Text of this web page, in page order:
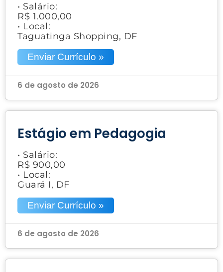
• Salário:
R$ 1.000,00
• Local:
Taguatinga Shopping, DF
Enviar Currículo »
6 de agosto de 2026
Estágio em Pedagogia
• Salário:
R$ 900,00
• Local:
Guará I, DF
Enviar Currículo »
6 de agosto de 2026